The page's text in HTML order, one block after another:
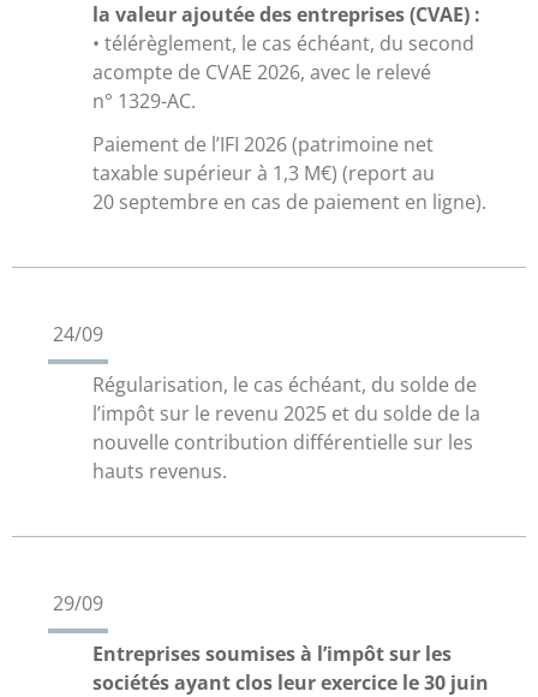
la valeur ajoutée des entreprises (CVAE) :
• télérèglement, le cas échéant, du second
acompte de CVAE 2026, avec le relevé
n° 1329-AC.
Paiement de l’IFI 2026 (patrimoine net
taxable supérieur à 1,3 M€) (report au
20 septembre en cas de paiement en ligne).
24/09
Régularisation, le cas échéant, du solde de
l’impôt sur le revenu 2025 et du solde de la
nouvelle contribution différentielle sur les
hauts revenus.
29/09
Entreprises soumises à l’impôt sur les
sociétés ayant clos leur exercice le 30 juin